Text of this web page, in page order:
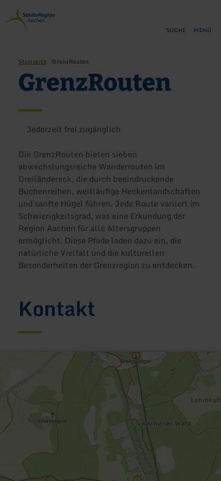
Zurück
zur
Startseite
SUCHE MENÜ
Startseite GrenzRouten
GrenzRouten
Jederzeit frei zugänglich
Die GrenzRouten bieten sieben
abwechslungsreiche Wanderrouten im
Dreiländereck, die durch beeindruckende
Buchenreihen, weitläufige Heckenlandschaften
und sanfte Hügel führen. Jede Route variiert im
Schwierigkeitsgrad, was eine Erkundung der
Region Aachen für alle Altersgruppen
ermöglicht. Diese Pfade laden dazu ein, die
natürliche Vielfalt und die kulturellen
Besonderheiten der Grenzregion zu entdecken.
Kontakt